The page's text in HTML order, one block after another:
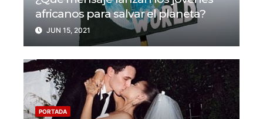
africanos para salvar el planeta?
JUN 15, 2021
PORTADA